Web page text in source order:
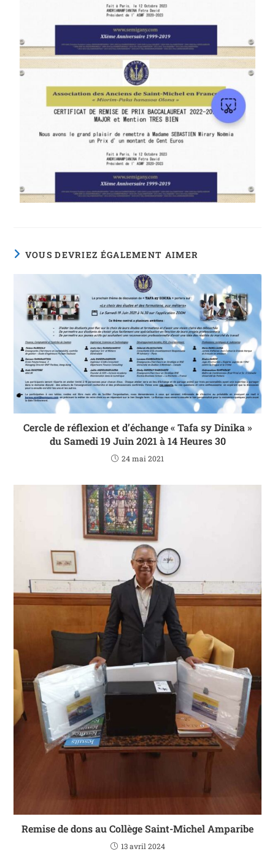
VOUS DEVRIEZ ÉGALEMENT AIMER
Cercle de réflexion et d’échange « Tafa sy Dinika »
du Samedi 19 Juin 2021 à 14 Heures 30
24 mai 2021
Remise de dons au Collège Saint-Michel Amparibe
13 avril 2024